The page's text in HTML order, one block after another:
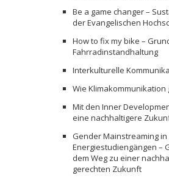
Be a game changer –
der Evangelischen
How to fix my bike –
Fahrradinstandhaltung
Interkulturelle
Wie Klimakommunikation
Mit den Inner
eine nachhaltigere
Gender Mainstreaming in
Energiestudiengängen –
dem Weg zu einer
gerechten Zukunft